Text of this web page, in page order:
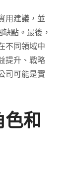
用建議，並
點。最後，
不同領域中
提升、戰略
司可能是實
和